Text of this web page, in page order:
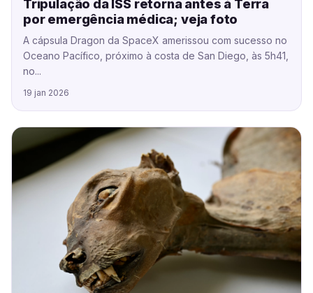
Tripulação da ISS retorna antes à Terra
por emergência médica; veja foto
A cápsula Dragon da SpaceX amerissou com sucesso no
Oceano Pacífico, próximo à costa de San Diego, às 5h41,
no...
19 jan 2026